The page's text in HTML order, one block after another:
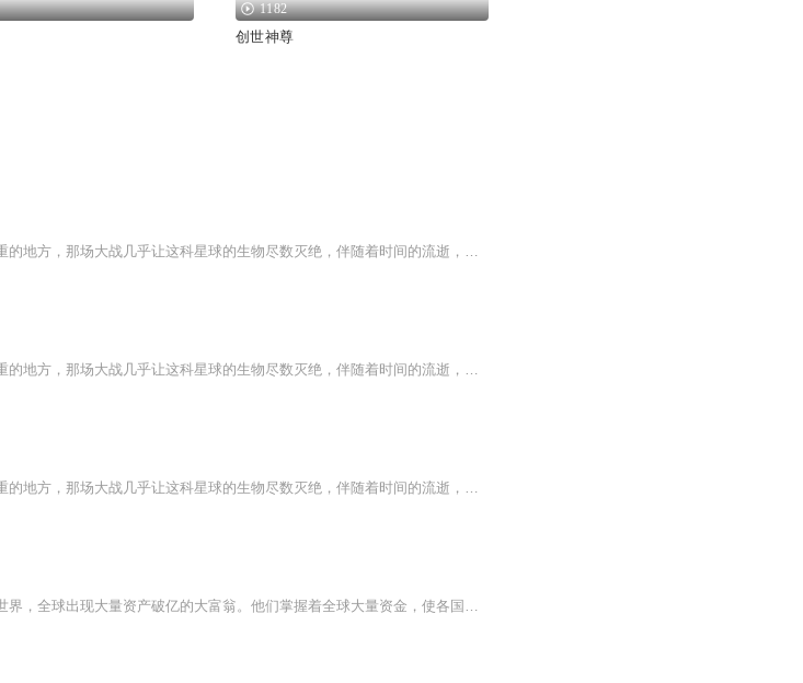
1182
创世神尊
斯诺尔大陆，这是当初被魔族入侵最为严重的地方，那场大战几乎让这科星球的生物尽数灭绝，伴随着时间的流逝，这颗星球渐渐恢复过来。此时此刻，兰帝城的一处院子里，这处院子十分气派，今日院子的主人修炼突破一个大境界，整个院子十分热闹，很显然是在庆...
斯诺尔大陆，这是当初被魔族入侵最为严重的地方，那场大战几乎让这科星球的生物尽数灭绝，伴随着时间的流逝，这颗星球渐渐恢复过来。此时此刻，兰帝城的一处院子里，这处院子十分气派，今日院子的主人修炼突破一个大境界，整个院子十分热闹，很显然是在庆...
斯诺尔大陆，这是当初被魔族入侵最为严重的地方，那场大战几乎让这科星球的生物尽数灭绝，伴随着时间的流逝，这颗星球渐渐恢复过来。此时此刻，兰帝城的一处院子里，这处院子十分气派，今日院子的主人修炼突破一个大境界，整个院子十分热闹，很显然是在庆...
主播悟空讲故事，制作双园团队。在未来世界，全球出现大量资产破亿的大富翁。他们掌握着全球大量资金，使各国陷入了前所未有的金融危机。于是，美中两大国联合欧盟，中欧、日本俄国印度等大国创立了一款极度圈钱的世界性游戏创世英雄。而刚刚大学毕业的林...